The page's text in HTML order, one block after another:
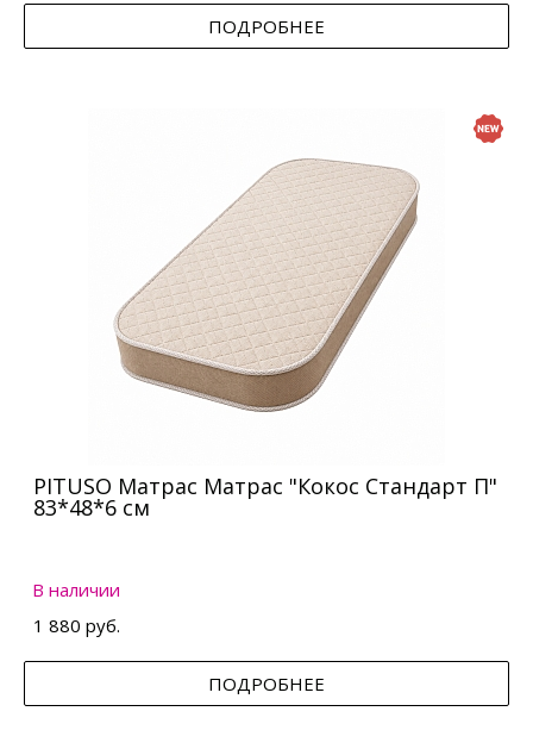
ПОДРОБНЕЕ
PITUSO Матрас Матрас "Кокос Стандарт П"
83*48*6 см
В наличии
1 880 руб.
ПОДРОБНЕЕ